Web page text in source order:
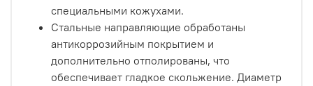
специальными кожухами.
Стальные направляющие обработаны
антикоррозийным покрытием и
дополнительно отполированы, что
обеспечивает гладкое скольжение. Диаметр